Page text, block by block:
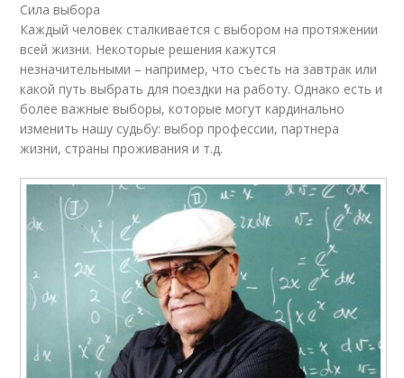
Сила выбора
Каждый человек сталкивается с выбором на протяжении
всей жизни. Некоторые решения кажутся
незначительными – например, что съесть на завтрак или
какой путь выбрать для поездки на работу. Однако есть и
более важные выборы, которые могут кардинально
изменить нашу судьбу: выбор профессии, партнера
жизни, страны проживания и т.д.